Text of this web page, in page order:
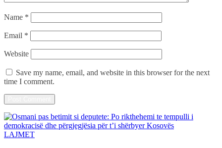
Name *
Email *
Website
Save my name, email, and website in this browser for the next
time I comment.
LAJMET